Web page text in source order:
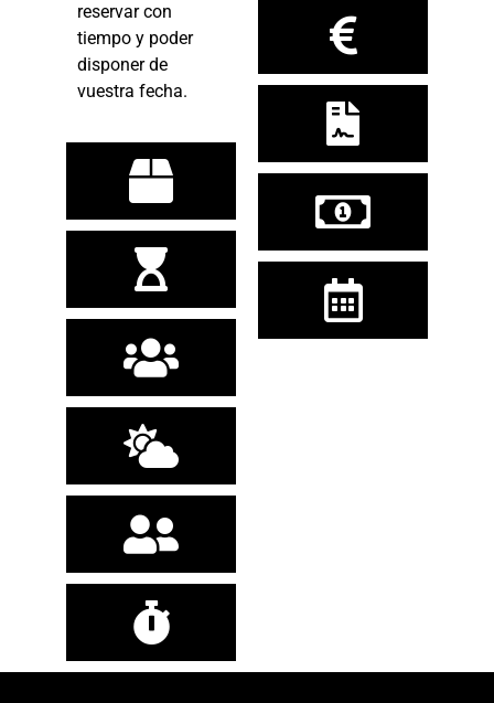
reservar con
tiempo y poder
disponer de
vuestra fecha.